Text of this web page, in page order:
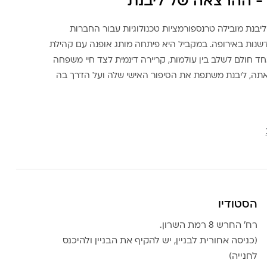
מובילה טרנספורמציות טכנולוגיות עבור החברות
באירופה. במקביל היא פיתחה מותג אופנה עם קהילת
חולם לשלב בין עולמות, קריירה דינמית לצד חיי משפחה
ליבנת משתפת את הסיפור האישי שלה ועל הדרך בה
הסטודיו
רח׳ החרש 8 רמת השרון.
(כניסה אחורית לבניין, יש להקיף את הבניין ולהיכנס
לחנייה)